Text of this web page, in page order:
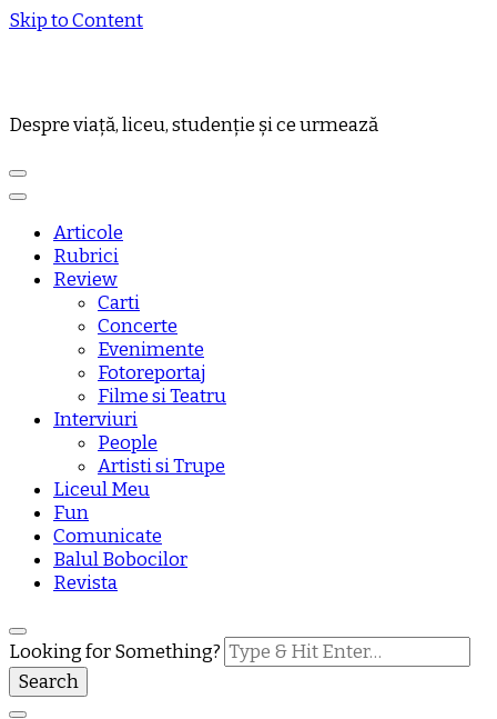
Skip to Content
Despre viață, liceu, studenție și ce urmează
Articole
Rubrici
Review
Carti
Concerte
Evenimente
Fotoreportaj
Filme si Teatru
Interviuri
People
Artisti si Trupe
Liceul Meu
Fun
Comunicate
Balul Bobocilor
Revista
Looking for Something?